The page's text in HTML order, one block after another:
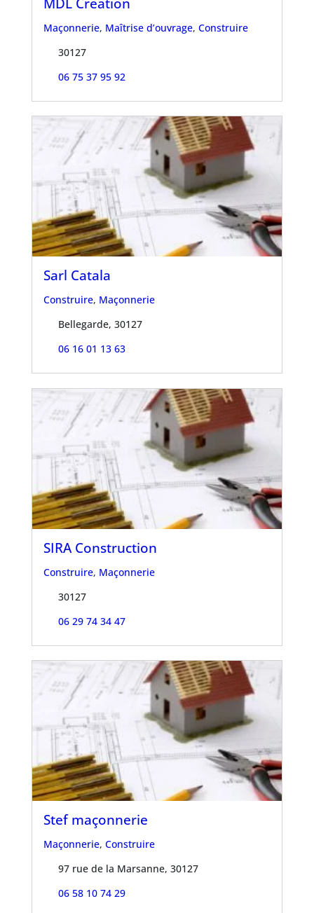
Maçonnerie, Maîtrise d’ouvrage, Construire
30127
06 75 37 95 92
Sarl Catala
Construire, Maçonnerie
Bellegarde, 30127
06 16 01 13 63
SIRA Construction
Construire, Maçonnerie
30127
06 29 74 34 47
Stef maçonnerie
Maçonnerie, Construire
97 rue de la Marsanne, 30127
06 58 10 74 29